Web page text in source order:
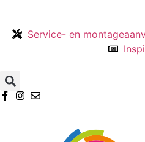
Service- en